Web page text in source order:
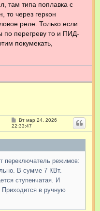
там типа поплавка с
то через геркон
реле. Только если
по перегреву то и ПИД-
покумекать,
С
о
о
и
Вт мар 24, 2026
22:33:47
переключатель режимов:
В сумме 7 КВт.
ступенчатая. И
Приходится в ручную